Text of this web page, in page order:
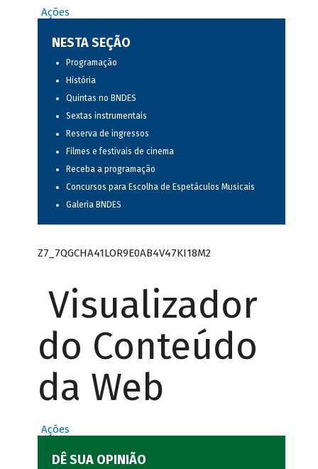
Ações
NESTA SEÇÃO
Programação
História
Quintas no BNDES
Sextas instrumentais
Reserva de ingressos
Filmes e festivais de cinema
Receba a programação
Concursos para Escolha de Espetáculos Musicais
Galeria BNDES
Z7_7QGCHA41LOR9E0AB4V47KI18M2
Visualizador
do Conteúdo
da Web
Ações
DÊ SUA OPINIÃO